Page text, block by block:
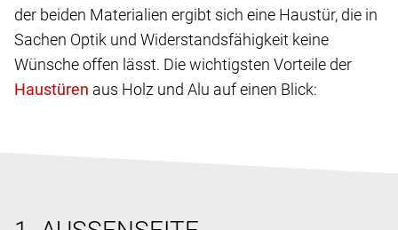
der beiden Materialien ergibt sich eine Haustür, die in
Sachen Optik und Widerstandsfähigkeit keine
Wünsche offen lässt. Die wichtigsten Vorteile der
aus Holz und Alu auf einen Blick: